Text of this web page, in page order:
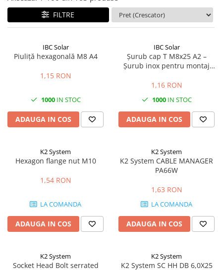
FILTRE
IBC Solar
Piuliță hexagonală M8 A4
1,15 RON
1000IN STOC
ADAUGA IN COS
IBC Solar
Șurub cap T M8x25 A2 –
Șurub inox pentru montaj
A2
1,16 RON
1000IN STOC
ADAUGA IN COS
K2 System
Hexagon flange nut M10
1,54 RON
LA COMANDA
ADAUGA IN COS
K2 System
K2 System CABLE MANAGER
PA66W
1,63 RON
LA COMANDA
ADAUGA IN COS
K2 System
Socket Head Bolt serrated
K2 System
K2 System SC HH DB 6,0X25